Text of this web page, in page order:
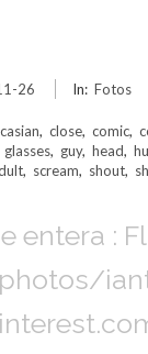
26 In: Fotos
, close, comic,
glasses, guy, head,
, scream, shout,
entera :